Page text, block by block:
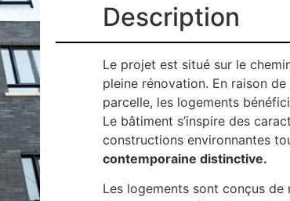
Description
Le projet est situé sur le
pleine rénovation. En raison
parcelle, les logements
Le bâtiment s’inspire des
constructions environnantes
contemporaine distinctive.
Les logements sont conçus